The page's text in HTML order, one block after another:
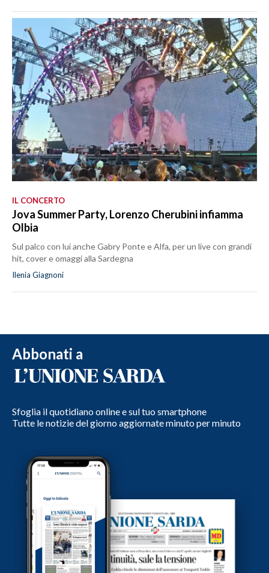
IL CONCERTO
Jova Summer Party, Lorenzo Cherubini infiamma
Olbia
Sul palco con lui anche Gabry Ponte e Alfa, per un live con grandi
hit, cover e omaggi alla Sardegna
Ilenia Giagnoni
Abbonati a
Sfoglia il quotidiano online e sul tuo smartphone
Tutte le notizie del giorno aggiornate minuto per minuto